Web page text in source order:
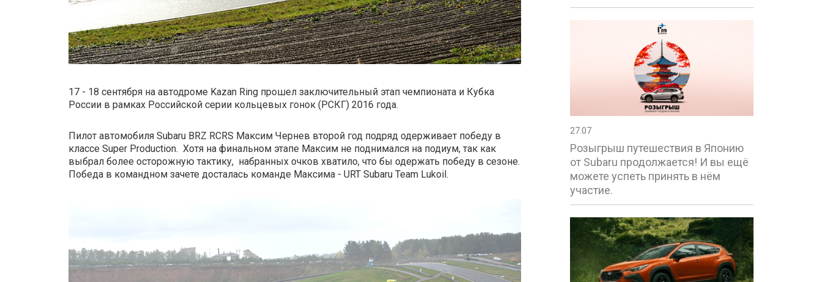
17 - 18 сентября на автодроме Kazan Ring прошел заключительный этап чемпионата и Кубка
России в рамках Российской серии кольцевых гонок (РСКГ) 2016 года.
Пилот автомобиля Subaru BRZ RCRS Максим Чернев второй год подряд одерживает победу в
классе Super Production. Хотя на финальном этапе Максим не поднимался на подиум, так как
выбрал более осторожную тактику, набранных очков хватило, что бы одержать победу в сезоне.
Победа в командном зачете досталась команде Максима - URT Subaru Team Lukoil.
27.07
Розыгрыш путешествия в Японию
от Subaru продолжается! И вы ещё
можете успеть принять в нём
участие.